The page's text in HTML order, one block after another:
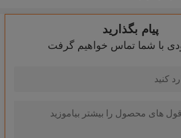
پیام بگذارید
با شما تماس خواهیم گرفت
درب های تزئینی سخت افزار، معاصر تخت بالا
4 گوش مجلسی زنانه شاکر و صافی